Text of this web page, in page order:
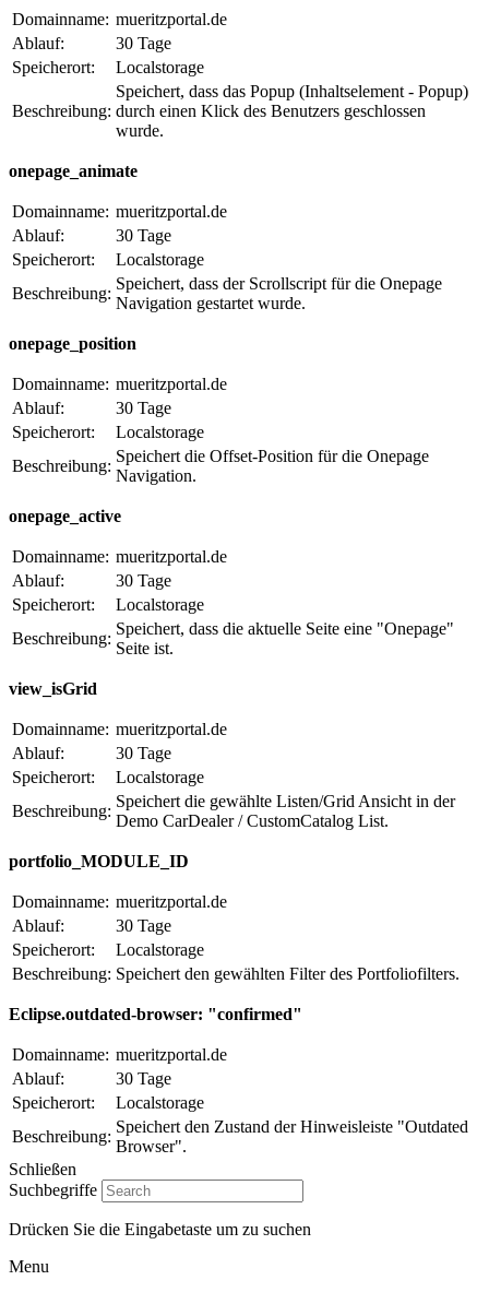
Domainname: mueritzportal.de
Ablauf:
30 Tage
Speicherort:
Localstorage
Beschreibung:
Speichert, dass das Popup (Inhaltselement - Popup)
durch einen Klick des Benutzers geschlossen
wurde.
onepage_animate
Domainname: mueritzportal.de
Ablauf:
30 Tage
Speicherort:
Localstorage
Beschreibung:
Speichert, dass der Scrollscript für die Onepage
Navigation gestartet wurde.
onepage_position
Domainname: mueritzportal.de
Ablauf:
30 Tage
Speicherort:
Localstorage
Beschreibung:
Speichert die Offset-Position für die Onepage
Navigation.
onepage_active
Domainname: mueritzportal.de
Ablauf:
30 Tage
Speicherort:
Localstorage
Beschreibung:
Speichert, dass die aktuelle Seite eine "Onepage"
Seite ist.
view_isGrid
Domainname: mueritzportal.de
Ablauf:
30 Tage
Speicherort:
Localstorage
Beschreibung:
Speichert die gewählte Listen/Grid Ansicht in der
Demo CarDealer / CustomCatalog List.
portfolio_MODULE_ID
Domainname: mueritzportal.de
Ablauf:
30 Tage
Speicherort:
Localstorage
Beschreibung: Speichert den gewählten Filter des Portfoliofilters.
Eclipse.outdated-browser: "confirmed"
Domainname: mueritzportal.de
Ablauf:
30 Tage
Speicherort:
Localstorage
Beschreibung:
Speichert den Zustand der Hinweisleiste "Outdated
Browser".
Schließen
Suchbegriffe
Drücken Sie die Eingabetaste um zu suchen
Menu